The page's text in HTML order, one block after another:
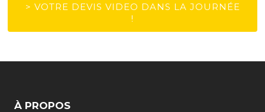
> VOTRE DEVIS VIDEO DANS LA JOURNÉE
!
À PROPOS